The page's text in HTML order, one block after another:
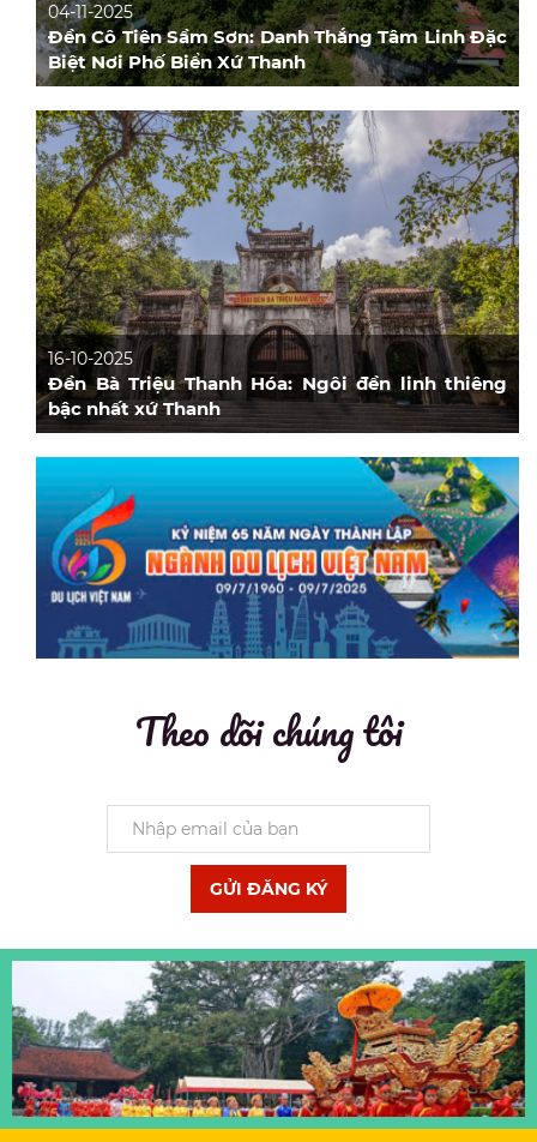
04-11-2025
Đền Cô Tiên Sầm Sơn: Danh Thắng Tâm Linh Đặc
Biệt Nơi Phố Biển Xứ Thanh
16-10-2025
Đền Bà Triệu Thanh Hóa: Ngôi đền linh thiêng
bậc nhất xứ Thanh
Theo dõi chúng tôi
GỬI ĐĂNG KÝ